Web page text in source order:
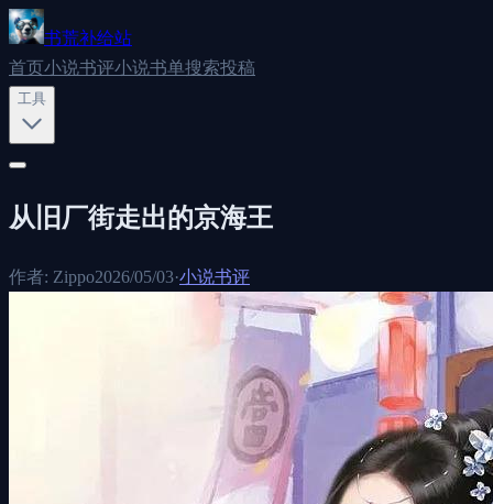
书荒补给站
首页小说书评小说书单搜索投稿
工具
从旧厂街走出的京海王
作者: Zippo2026/05/03·小说书评